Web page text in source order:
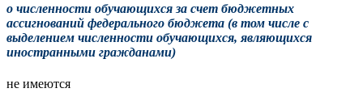
о численности обучающихся за счет бюджетных
ассигнований федерального бюджета (в том числе с
выделением численности обучающихся, являющихся
иностранными гражданами)
не имеются